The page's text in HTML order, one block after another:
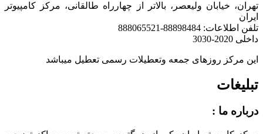
تهران، خیابان ولیعصر، بالاتر از چهارراه طالقانی، مرکز کامپیوتر
ایران
تلفن اطلاعات: 88898484-888065521
داخلی 2020-3030
این مرکز روزهای جمعه وتعطیلات رسمی تعطیل میباشد
تبلیغات
درباره ما :